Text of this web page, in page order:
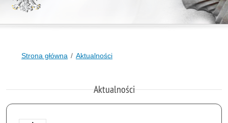
Strona główna Aktualności
Aktualności